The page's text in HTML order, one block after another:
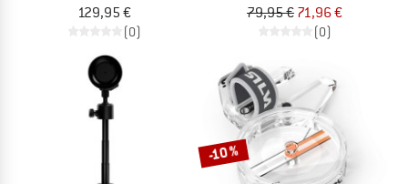
129,95 €
(0)
79,95 € 71,96 €
(0)
-10 %